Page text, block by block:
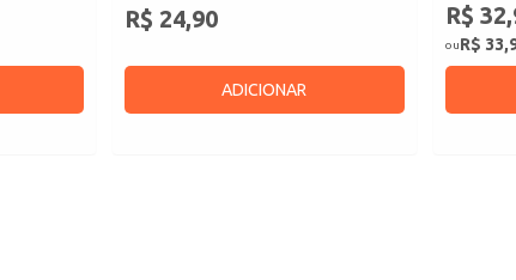
R$ 24,90
ADICIONAR
R$
ouR$